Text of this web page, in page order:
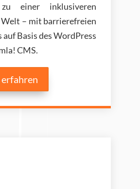
einer inklusiveren
– mit barrierefreien
Basis des WordPress
CMS.